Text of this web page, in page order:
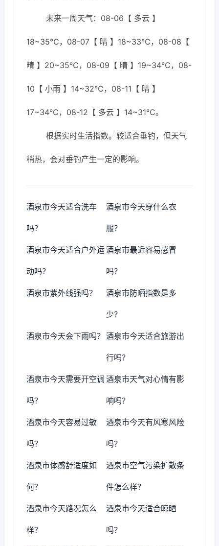
未来一周天气：08-06【 多云 】
18~35℃，08-07【 晴 】18~33℃，08-08【
晴 】20~35℃，08-09【 晴 】19~34℃，08-
10【 小雨 】14~32℃，08-11【 晴 】
17~34℃，08-12【 多云 】14~31℃。
根据实时生活指数。较适合垂钓，但天气
稍热，会对垂钓产生一定的影响。
酒泉市今天适合洗车
吗？
酒泉市今天穿什么衣
服？
酒泉市今天适合户外运
动吗？
酒泉市最近容易感冒
吗？
酒泉市紫外线强吗？ 酒泉市防晒指数是多
少？
酒泉市今天会下雨吗？ 酒泉市今天适合旅游出
行吗？
酒泉市今天需要开空调
吗？
酒泉市天气对心情有影
响吗？
酒泉市今天容易过敏
吗？
酒泉市今天有风寒风险
吗？
酒泉市体感舒适度如
何？
酒泉市空气污染扩散条
件怎么样？
酒泉市今天路况怎么
样？
酒泉市今天适合晾晒
吗？